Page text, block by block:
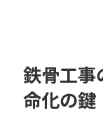
最新技術
品質保
鉄骨工事
命化の鍵